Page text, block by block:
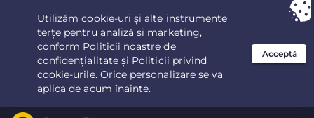
Ai ales:Cea mai bună ofertăpentru 3.3333333333333ani la $
/lună